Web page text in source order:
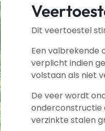
Dit veertoestel
Een valbrekende
verplicht indien
volstaan als niet
De veer wordt
onderconstructie
verzinkte stalen